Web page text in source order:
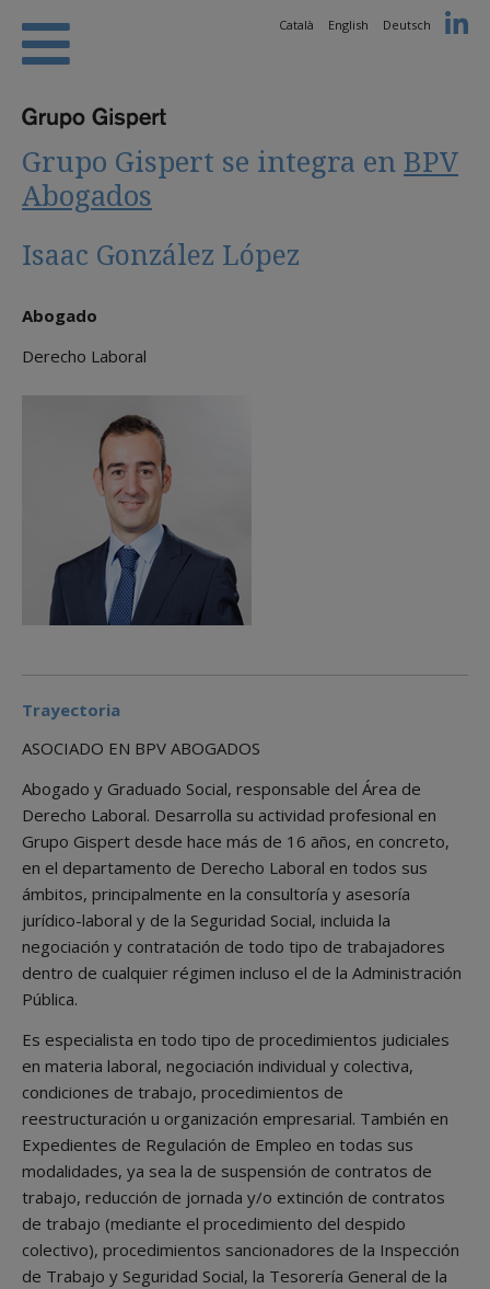
Català English Deutsch
Grupo Gispert se integra en BPV
Abogados
Isaac González López
Abogado
Derecho Laboral
Trayectoria
ASOCIADO EN BPV ABOGADOS
Abogado y Graduado Social, responsable del Área de
Derecho Laboral. Desarrolla su actividad profesional en
Grupo Gispert desde hace más de 16 años, en concreto,
en el departamento de Derecho Laboral en todos sus
ámbitos, principalmente en la consultoría y asesoría
jurídico-laboral y de la Seguridad Social, incluida la
negociación y contratación de todo tipo de trabajadores
dentro de cualquier régimen incluso el de la Administración
Pública.
Es especialista en todo tipo de procedimientos judiciales
en materia laboral, negociación individual y colectiva,
condiciones de trabajo, procedimientos de
reestructuración u organización empresarial. También en
Expedientes de Regulación de Empleo en todas sus
modalidades, ya sea la de suspensión de contratos de
trabajo, reducción de jornada y/o extinción de contratos
de trabajo (mediante el procedimiento del despido
colectivo), procedimientos sancionadores de la Inspección
de Trabajo y Seguridad Social, la Tesorería General de la